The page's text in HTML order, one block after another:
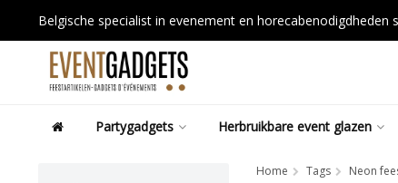
Belgische specialist in evenement en horecabenodigdheden
Partygadgets Herbruikbare event glazen
Home Tags Neon